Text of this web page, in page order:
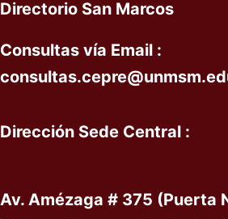
Directorio San Marcos
Consultas vía Email :
consultas
Dirección Sede Central :
Av. Amézaga # 375 (Puerta